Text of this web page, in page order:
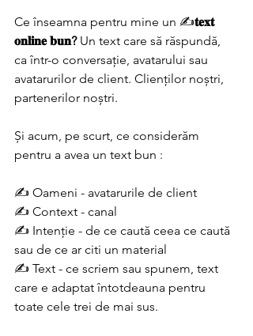
Ce înseamna pentru mine un ✍️𝐭𝐞𝐱𝐭
𝐨𝐧𝐥𝐢𝐧𝐞 𝐛𝐮𝐧? Un text care să răspundă,
ca într-o conversație, avatarului sau
avatarurilor de client. Clienților noștri,
partenerilor noștri.
Și acum, pe scurt, ce considerăm
pentru a avea un text bun :
✍️ Oameni - avatarurile de client
✍️ Context - canal
✍️ Intenție - de ce caută ceea ce caută
sau de ce ar citi un material
✍️ Text - ce scriem sau spunem, text
care e adaptat întotdeauna pentru
toate cele trei de mai sus.